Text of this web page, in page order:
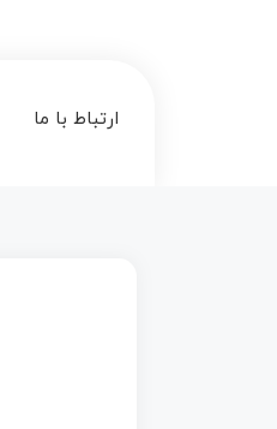
ارتباط با ما